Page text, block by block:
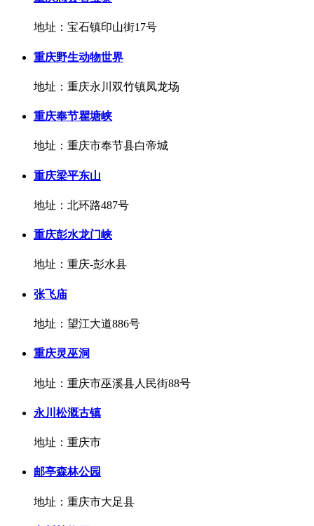
地址：宝石镇印山街17号
重庆野生动物世界
地址：重庆永川双竹镇凤龙场
重庆奉节瞿塘峡
地址：重庆市奉节县白帝城
重庆梁平东山
地址：北环路487号
重庆彭水龙门峡
地址：重庆-彭水县
张飞庙
地址：望江大道886号
重庆灵巫洞
地址：重庆市巫溪县人民街88号
永川松溉古镇
地址：重庆市
邮亭森林公园
地址：重庆市大足县